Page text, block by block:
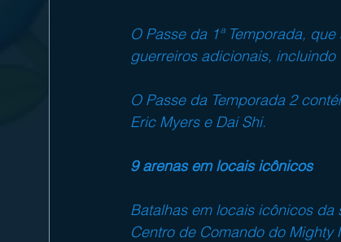
O Passe da 1ª Temporada,
guerreiros adicionais, incluindo
O Passe da Temporada 2
Eric Myers e Dai Shi.
9 arenas em locais icônicos
Batalhas em locais icônicos da
Centro de Comando do Mighty